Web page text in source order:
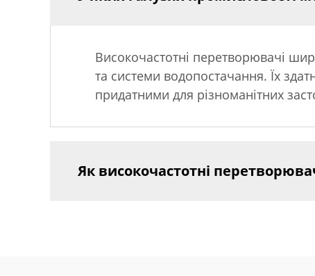
Високочастотні перетворювачі
та системи водопостачання. Їх
придатними для різноманітних
Як високочастотні